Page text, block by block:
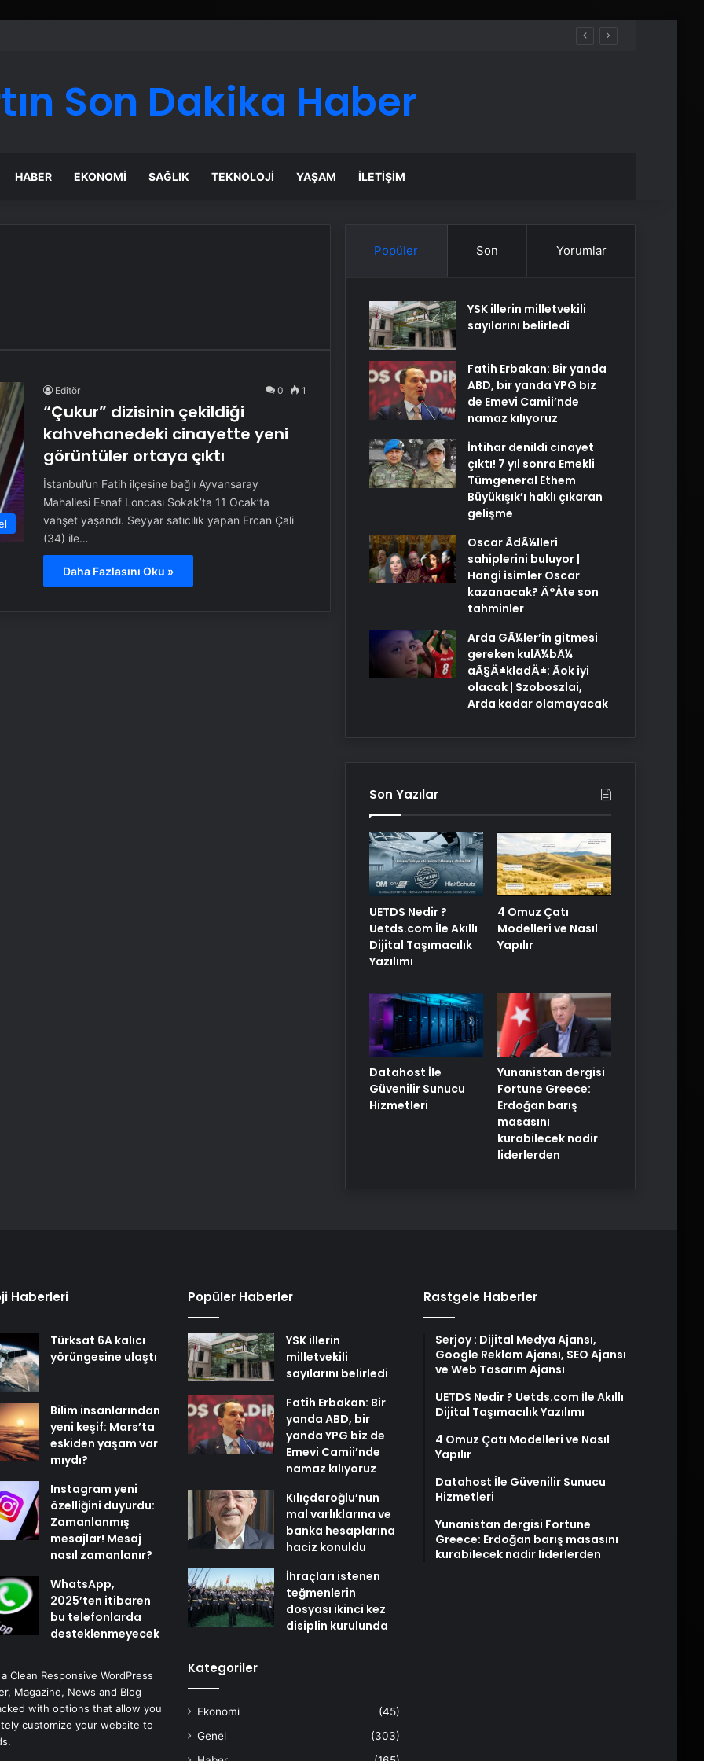
Son Dakika Haber
HABER EKONOMI SAĞLIK TEKNOLOJI YAŞAM İLETIŞIM
Editör 0 1
“Çukur” dizisinin çekildiği
kahvehanedeki cinayette yeni
görüntüler ortaya çıktı
İstanbul’un Fatih ilçesine bağlı Ayvansaray
Mahallesi Esnaf Loncası Sokak’ta 11 Ocak’ta
vahşet yaşandı. Seyyar satıcılık yapan Ercan Çali
(34) ile…
Daha Fazlasını Oku »
Popüler Son Yorumlar
YSK illerin milletvekili
sayılarını belirledi
Fatih Erbakan: Bir yanda
ABD, bir yanda YPG biz
de Emevi Camii’nde
namaz kılıyoruz
İntihar denildi cinayet
çıktı! 7 yıl sonra Emekli
Tümgeneral Ethem
Büyükışık’ı haklı çıkaran
gelişme
Oscar ÃdÃ¼lleri
sahiplerini buluyor |
Hangi isimler Oscar
kazanacak? Ä°Åte son
tahminler
Arda GÃ¼ler’in gitmesi
gereken kulÃ¼bÃ¼
aÃ§Ä±kladÄ±: Ãok iyi
olacak | Szoboszlai,
Arda kadar olamayacak
Son Yazılar
UETDS Nedir ?
Uetds.com İle Akıllı
Dijital Taşımacılık
Yazılımı
4 Omuz Çatı
Modelleri ve Nasıl
Yapılır
Datahost İle
Güvenilir Sunucu
Hizmetleri
Yunanistan dergisi
Fortune Greece:
Erdoğan barış
masasını
kurabilecek nadir
liderlerden
Haberleri
Türksat 6A kalıcı
yörüngesine ulaştı
Bilim insanlarından
yeni keşif: Mars’ta
eskiden yaşam var
mıydı?
Instagram yeni
özelliğini duyurdu:
Zamanlanmış
mesajlar! Mesaj
nasıl zamanlanır?
WhatsApp,
2025’ten itibaren
bu telefonlarda
desteklenmeyecek
Clean Responsive WordPress
Magazine, News and Blog
with options that allow you
customize your website to
Popüler Haberler
YSK illerin
milletvekili
sayılarını belirledi
Fatih Erbakan: Bir
yanda ABD, bir
yanda YPG biz de
Emevi Camii’nde
namaz kılıyoruz
Kılıçdaroğlu’nun
mal varlıklarına ve
banka hesaplarına
haciz konuldu
İhraçları istenen
teğmenlerin
dosyası ikinci kez
disiplin kurulunda
Kategoriler
Ekonomi
(45)
Genel
(303)
Rastgele Haberler
Serjoy : Dijital Medya Ajansı,
Google Reklam Ajansı, SEO Ajansı
ve Web Tasarım Ajansı
UETDS Nedir ? Uetds.com İle Akıllı
Dijital Taşımacılık Yazılımı
4 Omuz Çatı Modelleri ve Nasıl
Yapılır
Datahost İle Güvenilir Sunucu
Hizmetleri
Yunanistan dergisi Fortune
Greece: Erdoğan barış masasını
kurabilecek nadir liderlerden